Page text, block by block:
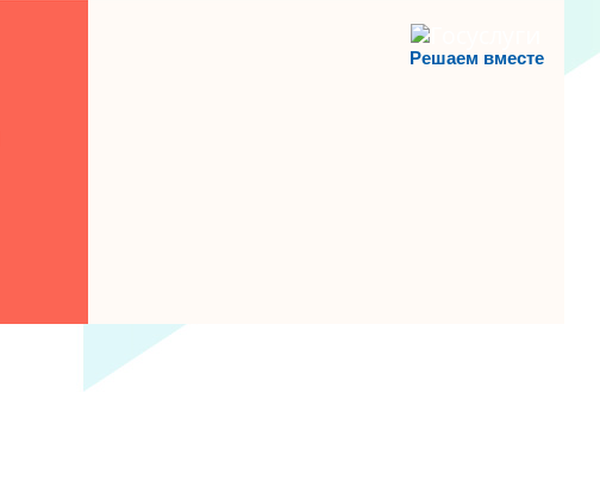
Решаем вместе